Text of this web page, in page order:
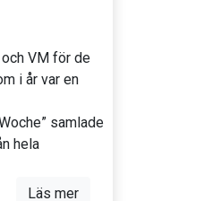
VM för de
i år var en
samlade
hela
Läs mer